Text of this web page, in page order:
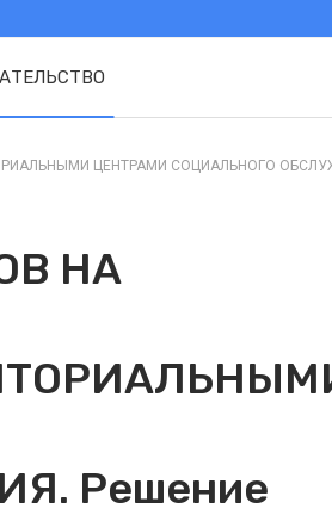
ЦЕНТРАМИ СОЦИАЛЬНОГО
НА
Решение